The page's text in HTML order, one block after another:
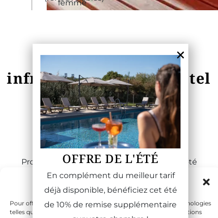
Gérer le consentement
Pour offrir les meilleures expériences, nous utilisons des technologies
telles que les cookies pour stocker et/ou accéder aux informations
femme
Profitez des
infrastructures de l'hôtel
PISCINE
Profitez d'une grande piscine extérieure côté
jardin, au calme
OFFRE DE L'ÉTÉ
En complément du meilleur tarif
déjà disponible, bénéficiez cet été
de 10% de remise supplémentaire